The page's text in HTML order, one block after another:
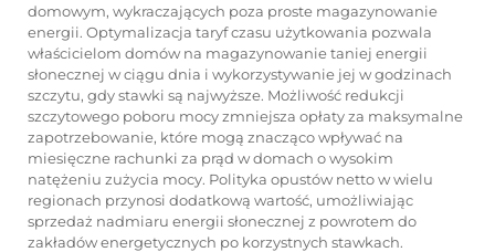
domowym, wykraczających poza proste magazynowanie
energii. Optymalizacja taryf czasu użytkowania pozwala
właścicielom domów na magazynowanie taniej energii
słonecznej w ciągu dnia i wykorzystywanie jej w godzinach
szczytu, gdy stawki są najwyższe. Możliwość redukcji
szczytowego poboru mocy zmniejsza opłaty za maksymalne
zapotrzebowanie, które mogą znacząco wpływać na
miesięczne rachunki za prąd w domach o wysokim
natężeniu zużycia mocy. Polityka opustów netto w wielu
regionach przynosi dodatkową wartość, umożliwiając
sprzedaż nadmiaru energii słonecznej z powrotem do
zakładów energetycznych po korzystnych stawkach.